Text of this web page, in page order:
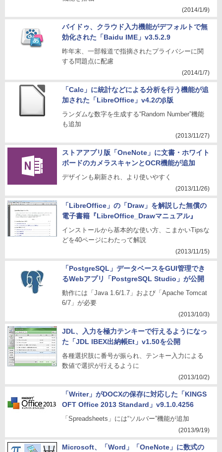
(2014/1/9)
バイドゥ、クラウド入力機能がデフォルトで無
効化された「Baidu IME」v3.5.2.9
昨年末、一部報道で指摘されたプライバシーに関
する問題点に配慮
(2014/1/7)
「Calc」に統計などによる分析を行う機能が追
加された「LibreOffice」v4.2のβ版
ランダムな数字を生成する“Random Number”機能
も追加
(2013/11/27)
ストアアプリ版「OneNote」に文書・ホワイト
ボードのカメラスキャンとOCR機能が追加
デザインも刷新され、より使いやすく
(2013/11/26)
「LibreOffice」の「Draw」を解説した無償の
電子書籍『LibreOffice_Drawマニュアル』
インストールから基本的な使い方、こまかいTipsな
どを40ページにわたって解説
(2013/11/15)
「PostgreSQL」データベースをGUI管理でき
るWebアプリ「PostgreSQL Studio」が公開
動作には「Java 1.6/1.7」および「Apache Tomcat
6/7」が必要
(2013/10/3)
JDL、入力を極力テンキーで行えるようになっ
た「JDL IBEX出納帳Et」v1.50を公開
各種選択肢に番号が振られ、テンキー入力による
数値で選択が行えるように
(2013/10/2)
「Writer」がDOCXの保存に対応した「KINGS
OFT Office 2013 Standard」v9.1.0.4256
「Spreadsheets」には“ソルバー”機能が追加
(2013/9/19)
Microsoft、「Word」「OneNote」に数式の